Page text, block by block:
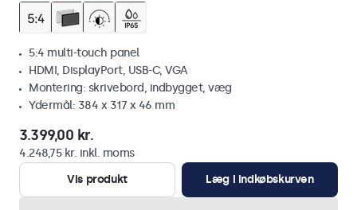
5:4 multi-touch panel
HDMI, DisplayPort, USB-C, VGA
Montering: skrivebord, indbygget, væg
Ydermål: 384 x 317 x 46 mm
3.399,00 kr.
4.248,75 kr. inkl. moms
Vis produkt
Læg i indkøbskurven